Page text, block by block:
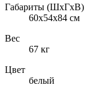
Габариты (ШxГxВ)
60x54x84 см
Вес
67 кг
Цвет
белый